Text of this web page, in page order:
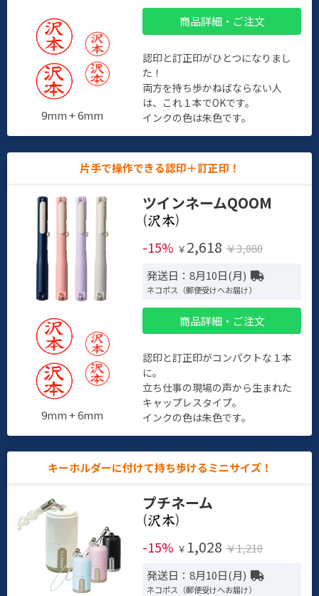
9mm + 6mm
商品詳細・ご注文
認印と訂正印がひとつになりまし
た！
両方を持ち歩かねばならない人
は、これ１本でOKです。
インクの色は朱色です。
片手で操作できる認印＋訂正印！
9mm + 6mm
ツインネームQOOM
(
)
-15% ￥ 2,618 ￥3,080
発送日：8月10日(月)
ネコポス（郵便受けへお届け）
商品詳細・ご注文
認印と訂正印がコンパクトな１本
に。
立ち仕事の現場の声から生まれた
キャップレスタイプ。
インクの色は朱色です。
キーホルダーに付けて持ち歩けるミニサイズ！
プチネーム
(
)
-15% ￥ 1,028 ￥1,210
発送日：8月10日(月)
ネコポス（郵便受けへお届け）